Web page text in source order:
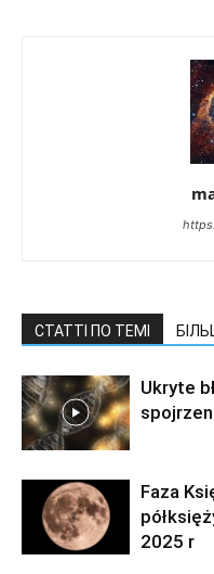
СТАТТІ ПО ТЕМІ
Ukryte
Faza
2025 r